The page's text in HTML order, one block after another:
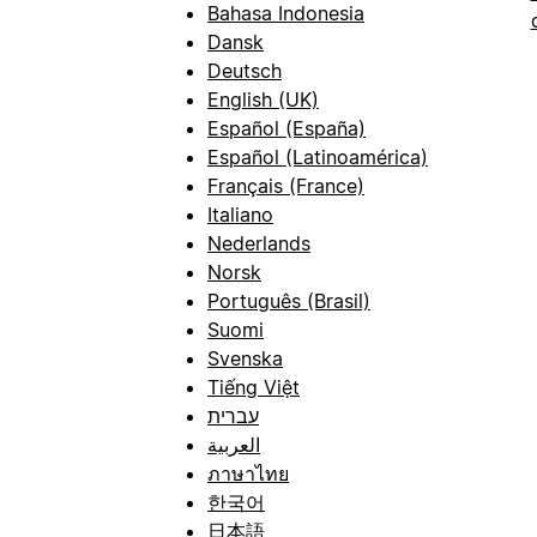
Bahasa Indonesia
Dansk
Deutsch
English (UK)
Español (España)
Español (Latinoamérica)
Français (France)
Italiano
Nederlands
Norsk
Português (Brasil)
Suomi
Svenska
Tiếng Việt
עברית
العربية
ภาษาไทย
한국어
日本語